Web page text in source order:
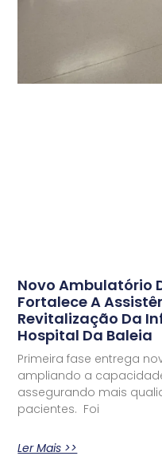
Novo Ambulatório
Fortalece A
Revitalização Da
Hospital Da Baleia
Primeira fase entrega
ampliando a
assegurando mais
pacientes. Foi
Ler Mais >>